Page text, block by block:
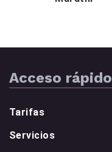
Acceso rápido
Tarifas
Servicios